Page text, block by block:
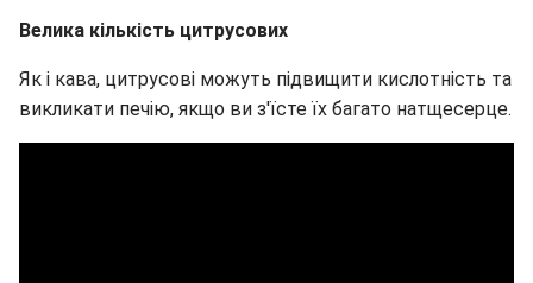
Велика кількість цитрусових
Як і кава, цитрусові можуть підвищити кислотність та
викликати печію, якщо ви з'їсте їх багато натщесерце.